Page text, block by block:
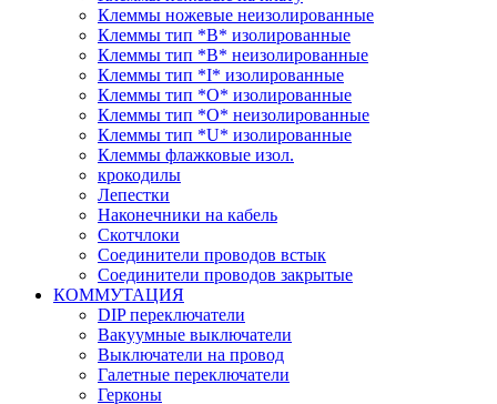
Клеммы ножевые неизолированные
Клеммы тип *B* изолированные
Клеммы тип *B* неизолированные
Клеммы тип *I* изолированные
Клеммы тип *O* изолированные
Клеммы тип *O* неизолированные
Клеммы тип *U* изолированные
Клеммы флажковые изол.
крокодилы
Лепестки
Наконечники на кабель
Скотчлоки
Соединители проводов встык
Соединители проводов закрытые
КОММУТАЦИЯ
DIP переключатели
Вакуумные выключатели
Выключатели на провод
Галетные переключатели
Герконы